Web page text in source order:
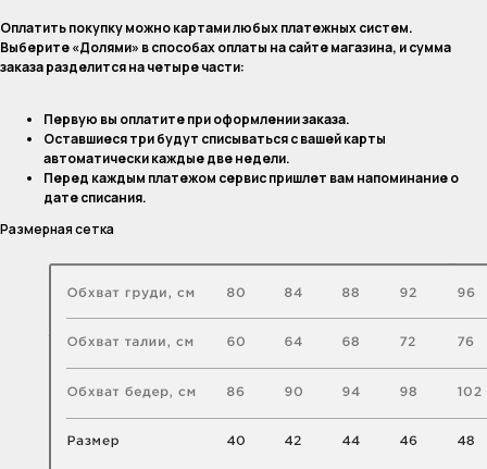
Оплатить покупку можно картами любых платежных систем.
Выберите «Долями» в способах оплаты на сайте магазина, и сумма
заказа разделится на четыре части:
Первую вы оплатите при оформлении заказа.
Оставшиеся три будут списываться с вашей карты
автоматически каждые две недели.
Перед каждым платежом сервис пришлет вам напоминание о
дате списания.
Размерная сетка